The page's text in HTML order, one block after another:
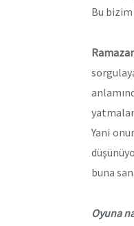
Bu
Yani
buna
Oyuna